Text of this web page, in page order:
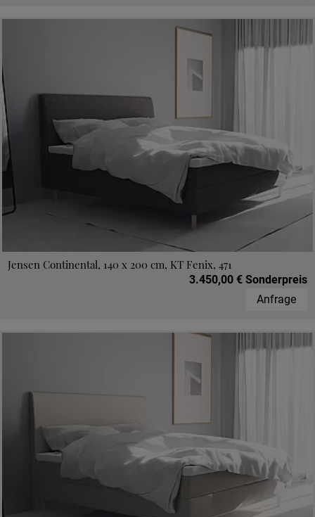
Jensen Continental, 140 x 200 cm, KT Fenix, 471
3.450,00 € Sonderpreis
Anfrage